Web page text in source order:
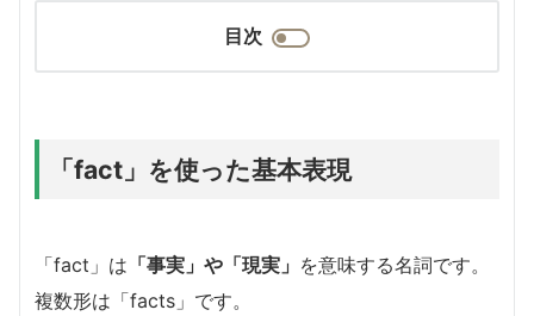
目次
「fact」を使った基本表現
「fact」は 「事実」や「現実」 を意味する名詞です。
複数形は「facts」です。